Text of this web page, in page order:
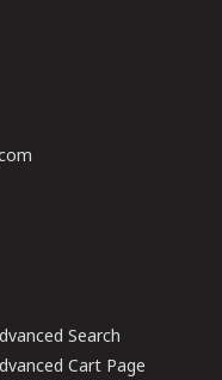
Search
Cart Page